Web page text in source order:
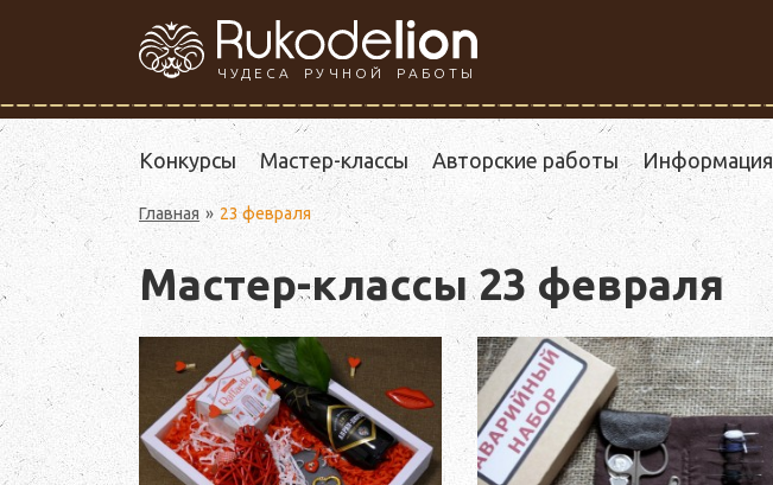
ЧУДЕСА РУЧНОЙ РАБОТЫ
Конкурсы Мастер-классы Авторские работы Информация
Главная 23 февраля
Мастер-классы 23 февраля